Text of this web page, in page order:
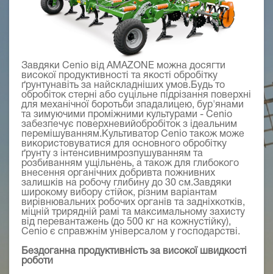
Завдяки Cenio від AMAZONE можна досягти
високої продуктивності та якості обробітку
ґрунтунавіть за найскладніших умов.Будь то
обробіток стерні або суцільне підрізання поверхні
для механічної боротьби зпадалицею, бур'янами
та зимуючими проміжними культурами - Cenio
забезпечує поверхневийобробіток з ідеальним
перемішуванням.Культиватор Cenio також може
використовуватися для основного обробітку
ґрунту з інтенсивнимрозпушуванням та
розбиванням ущільнень, а також для глибокого
внесення органічних добривта пожнивних
залишків на робочу глибину до 30 см.Завдяки
широкому вибору стійок, різним варіантам
вирівнювальних робочих органів та задніхкотків,
міцній трирядній рамі та максимальному захисту
від перевантажень (до 500 кг на кожнустійку),
Cenio є справжнім універсалом у господарстві.
Бездоганна продуктивність за високої швидкості
роботи